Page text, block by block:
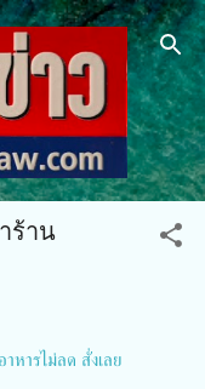
ร้าน
หารไม่ลด สั่งเลย